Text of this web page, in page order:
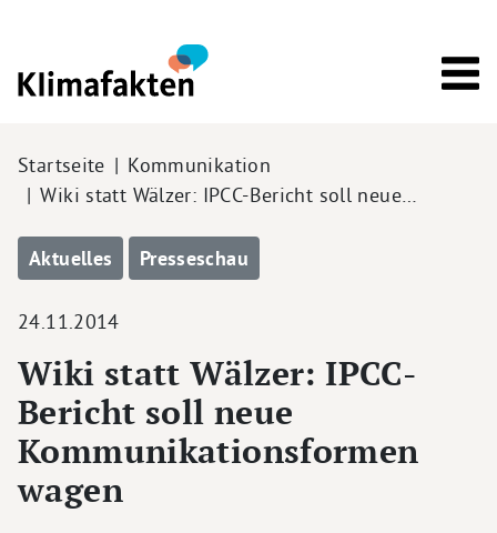
Pfadnavigation
Startseite
Kommunikation
Wiki statt Wälzer: IPCC-Bericht soll neue…
Aktuelles Presseschau
24.11.2014
Wiki statt Wälzer: IPCC-
Bericht soll neue
Kommunikationsformen
wagen